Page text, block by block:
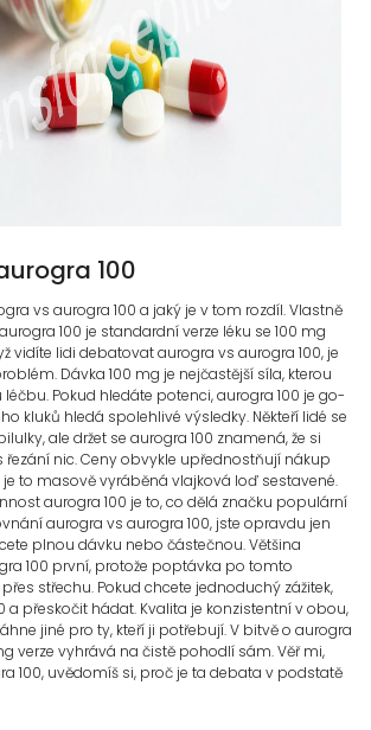
100
vs aurogra 100 a jaký je v tom rozdíl. Vlastně
100 je standardní verze léku se 100 mg
vidíte lidi debatovat aurogra vs aurogra 100, je
Dávka 100 mg je nejčastější síla, kterou
Pokud hledáte potenci, aurogra 100 je go-
kluků hledá spolehlivé výsledky. Někteří lidé se
ale držet se aurogra 100 znamená, že si
řezání nic. Ceny obvykle upřednostňují nákup
je to masově vyráběná vlajková loď sestavené.
aurogra 100 je to, co dělá značku populární
aurogra vs aurogra 100, jste opravdu jen
plnou dávku nebo částečnou. Většina
100 první, protože poptávka po tomto
střechu. Pokud chcete jednoduchý zážitek,
a přeskočit hádat. Kvalita je konzistentní v obou,
jiné pro ty, kteří ji potřebují. V bitvě o aurogra
verze vyhrává na čistě pohodlí sám. Věř mi,
100, uvědomíš si, proč je ta debata v podstatě